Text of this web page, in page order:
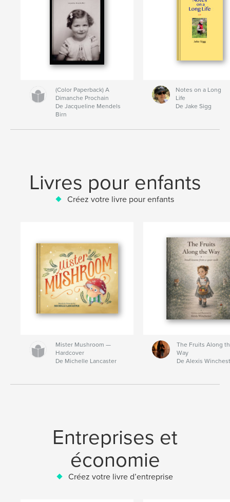
(Color Paperback) A
Dimanche Prochain
De Jacqueline Mendels
Birn
Notes on a Long
Life
De Jake Sigg
Livres pour enfants
Créez votre livre pour enfants
Mister Mushroom —
Hardcover
De Michelle Lancaster
The Fruits Along
Way
De Alexis
Entreprises et
économie
Créez votre livre d’entreprise